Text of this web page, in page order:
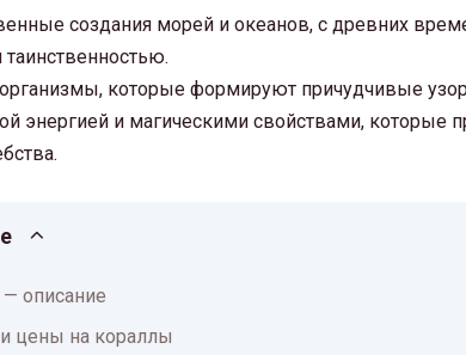
создания морей и океанов, с древних
которые формируют причудчивые
энергией и магическими свойствами, которые
описание
цены на кораллы